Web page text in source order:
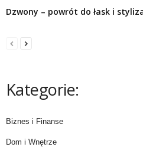
Dzwony – powrót do łask i
Kategorie:
Biznes i Finanse
Dom i Wnętrze